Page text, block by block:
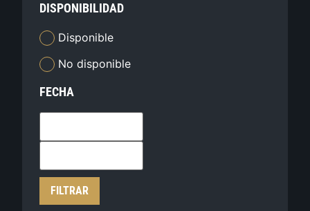
DISPONIBILIDAD
Disponible
No disponible
FECHA
FILTRAR